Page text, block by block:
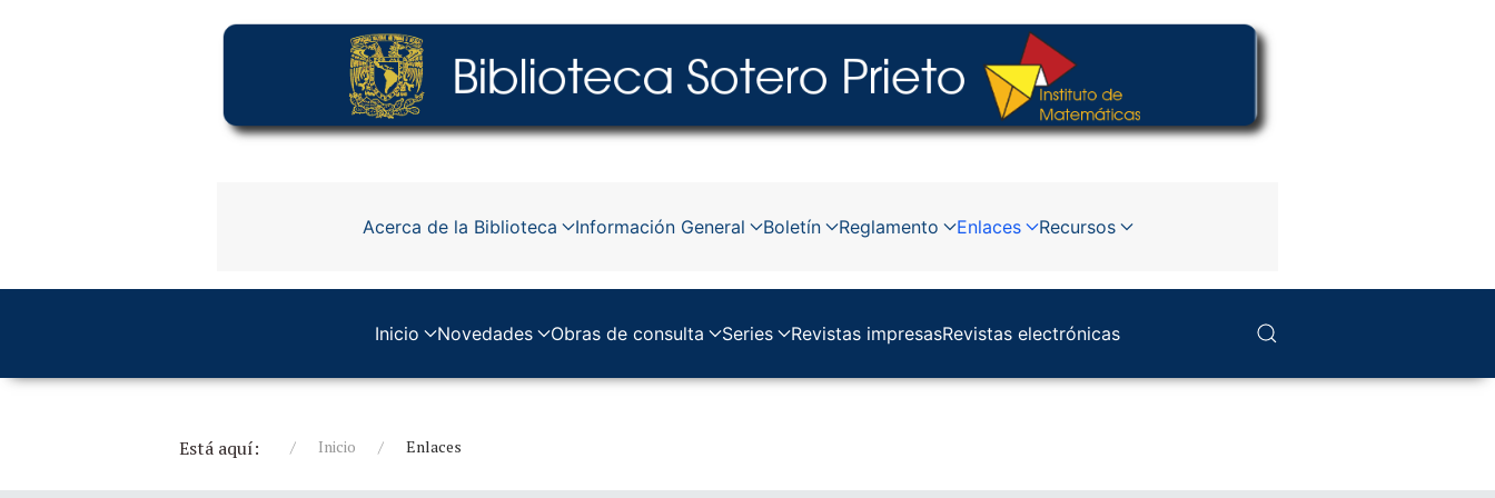
Acerca de la Biblioteca Información General Boletín Reglamento Enlaces Recursos
Inicio Novedades Obras de consulta Series Revistas impresasRevistas electrónicas
Está aquí: Inicio Enlaces